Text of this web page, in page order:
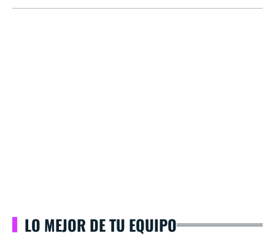
LO MEJOR DE TU EQUIPO